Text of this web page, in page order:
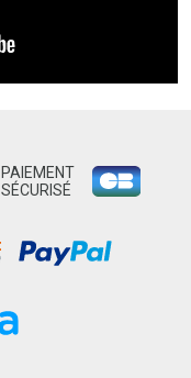
PAIEMENT
SÉCURISÉ